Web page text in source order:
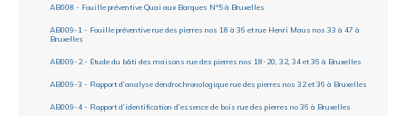
AB008 - Fouille préventive Quai aux Barques N°5 à Bruxelles
AB009-1 - Fouille préventive rue des pierres nos 18 à 36 et rue Henri Maus nos 33 à 47 à
Bruxelles
AB009-2 - Étude du bâti des maisons rue des pierres nos 18-20, 32, 34 et 36 à Bruxelles
AB009-3 - Rapport d’analyse dendrochronologique rue des pierres nos 32 et 36 à Bruxelles
AB009-4 - Rapport d’identification d’essence de bois rue des pierres no 36 à Bruxelles